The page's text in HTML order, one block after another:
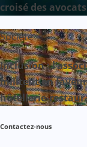
croisé des
Société
Inclusion :
militent en faveur
hôtellerie-
Contactez-nous